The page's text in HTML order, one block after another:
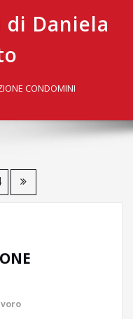
Daniela
CONDOMINI